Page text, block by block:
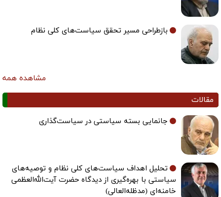
بازطراحی مسیر تحقق سیاست‌های کلی نظام
مشاهده همه
مقالات
جانمایی بسته سیاستی در سیاست‌گذاری
تحلیل اهداف سیاست‌های کلی نظام و توصیه‌های
سیاستی با بهره‌گیری از دیدگاه حضرت آیت‌الله‌العظمی
خامنه‌ای (مدظله‌العالی)